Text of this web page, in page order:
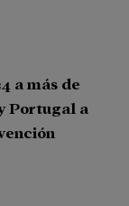
a más de
Portugal a